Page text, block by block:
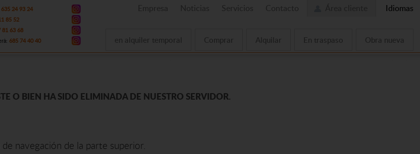
635 24 93 24
85 52
81 63 68
685 74 40 40
Idiomas
Obra nueva
En traspaso
Alquilar
Comprar
en alquiler temporal
O BIEN HA SIDO ELIMINADA DE NUESTRO SERVIDOR.
navegación de la parte superior.